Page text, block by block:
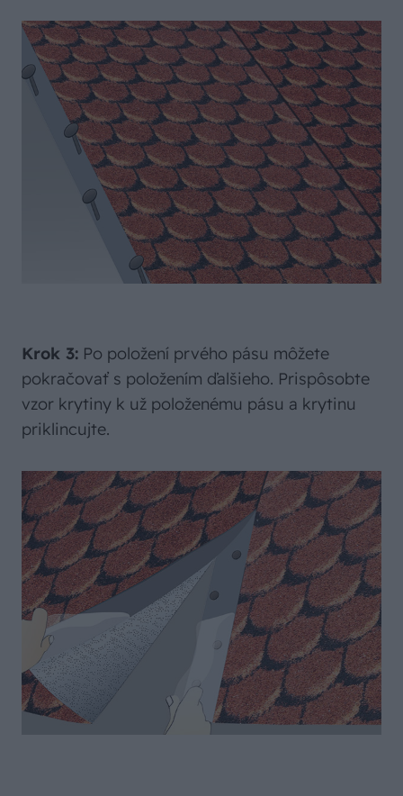
Krok 3: Po položení prvého pásu môžete
pokračovať s položením ďalšieho. Prispôsobte
vzor krytiny k už položenému pásu a krytinu
priklincujte.